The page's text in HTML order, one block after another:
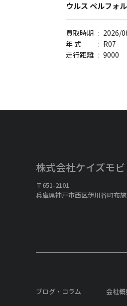
ウルス ペルフォ
買取時期 : 2026/
年 式
: R07
走行距離 : 9000
株式会社ケイズモビ
〒651-2101
兵庫県神戸市西区伊川谷町布
ブログ・コラム 会社